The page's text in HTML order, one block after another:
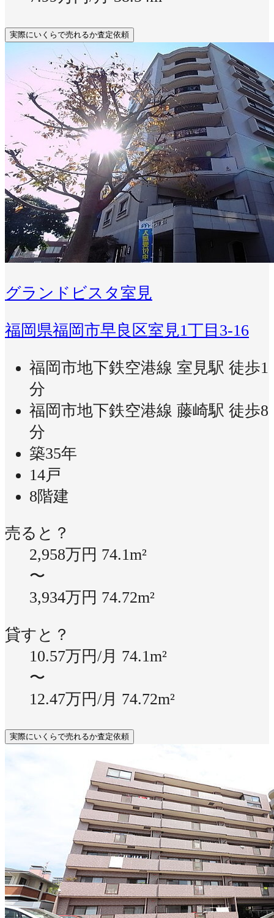
実際にいくらで売れるか査定依頼
グランドビスタ室見
福岡県福岡市早良区室見1丁目3-16
福岡市地下鉄空港線 室見駅 徒歩1
分
福岡市地下鉄空港線 藤崎駅 徒歩8
分
築35年
14戸
8階建
売ると？
2,958万円 74.1m²
〜
3,934万円 74.72m²
貸すと？
10.57万円/月 74.1m²
〜
12.47万円/月 74.72m²
実際にいくらで売れるか査定依頼